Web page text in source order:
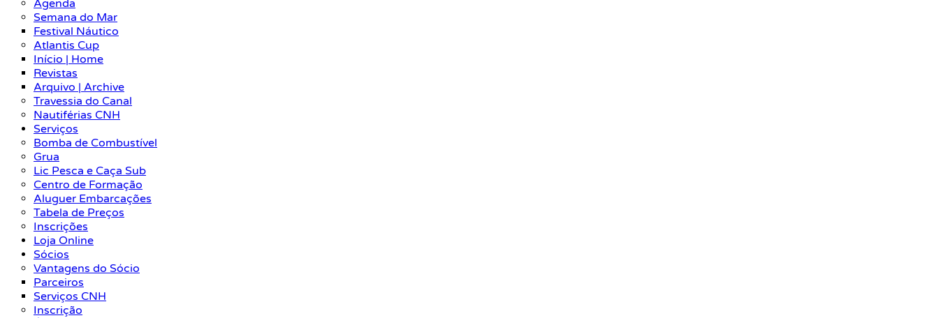
Agenda
Semana do Mar
Festival Náutico
Atlantis Cup
Início | Home
Revistas
Arquivo | Archive
Travessia do Canal
Nautiférias CNH
Serviços
Bomba de Combustível
Grua
Lic Pesca e Caça Sub
Centro de Formação
Aluguer Embarcações
Tabela de Preços
Inscrições
Loja Online
Sócios
Vantagens do Sócio
Parceiros
Serviços CNH
Inscrição